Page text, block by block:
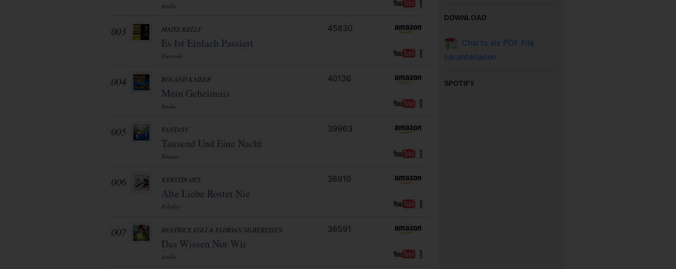
Ariola
003 MAITE KELLY
Es Ist Einfach Passiert
Electrola
45830
004 ROLAND KAISER
Mein Geheimnis
Ariola
40136
005 FANTASY
Tausend Und Eine Nacht
Telamo
39963
006 KERSTIN OTT
Alte Liebe Rostet Nie
Polydor
36910
007 BEATRICE EGLI & FLORIAN SILBEREISEN
Das Wissen Nur Wir
Ariola
36591
DOWNLOAD
Charts als PDF File
herunterladen
SPOTIFY